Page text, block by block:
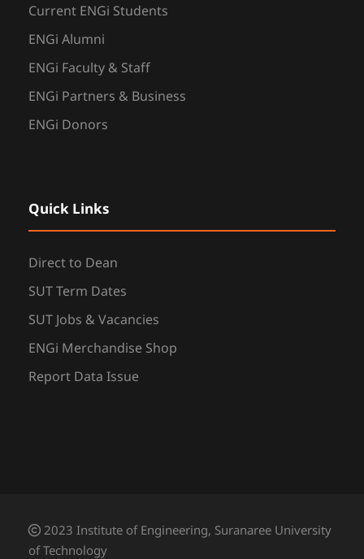
Current ENGi Students
ENGi Alumni
ENGi Faculty & Staff
ENGi Partners & Business
ENGi Donors
Quick Links
Direct to Dean
SUT Term Dates
SUT Jobs & Vacancies
ENGi Merchandise Shop
Report Data Issue
2023 Institute of Engineering, Suranaree University
of Technology